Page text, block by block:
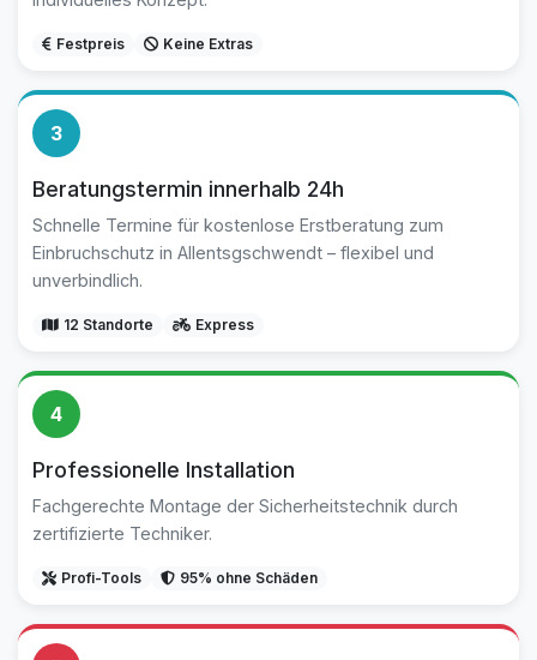
Festpreis Keine Extras
3
Beratungstermin innerhalb 24h
Schnelle Termine für kostenlose Erstberatung zum
Einbruchschutz in Allentsgschwendt – flexibel und
unverbindlich.
12 Standorte Express
4
Professionelle Installation
Fachgerechte Montage der Sicherheitstechnik durch
zertifizierte Techniker.
Profi-Tools 95% ohne Schäden